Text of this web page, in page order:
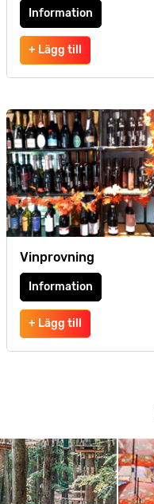
Information
+ Lägg till
Vinprovning
Information
+ Lägg till